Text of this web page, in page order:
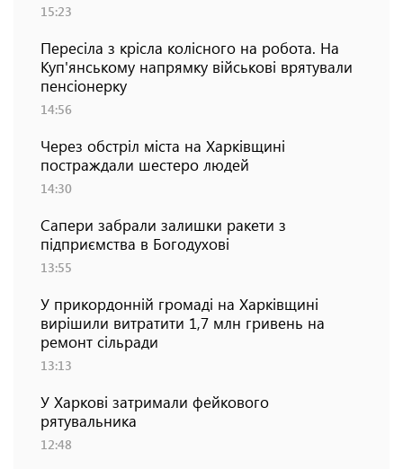
15:23
Пересіла з крісла колісного на робота. На
Куп'янському напрямку військові врятували
пенсіонерку
14:56
Через обстріл міста на Харківщині
постраждали шестеро людей
14:30
Сапери забрали залишки ракети з
підприємства в Богодухові
13:55
У прикордонній громаді на Харківщині
вирішили витратити 1,7 млн гривень на
ремонт сільради
13:13
У Харкові затримали фейкового
рятувальника
12:48